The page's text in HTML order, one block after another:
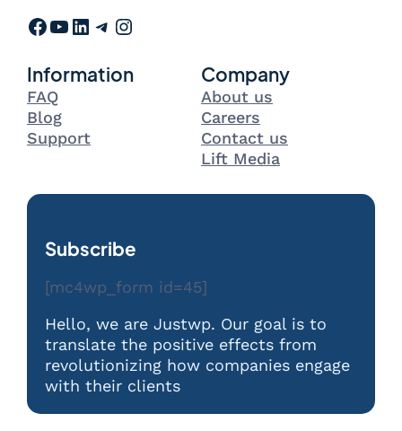
Facebook YouTube LinkedIn Telegram Instagram
Information
FAQ
Blog
Support
Company
About us
Careers
Contact us
Lift Media
Subscribe
[mc4wp_form id=45]
Hello, we are Justwp. Our goal is to
translate the positive effects from
revolutionizing how companies engage
with their clients